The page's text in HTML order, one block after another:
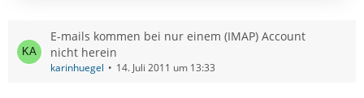
E-mails kommen bei nur einem (IMAP) Account
nicht herein
karinhuegel 14. Juli 2011 um 13:33